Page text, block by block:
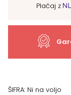
Plačaj z
ŠIFRA: Ni na voljo